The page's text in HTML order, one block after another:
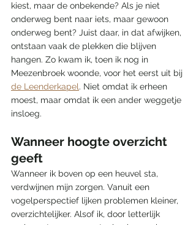
kiest, maar de onbekende? Als je niet
onderweg bent naar iets, maar gewoon
onderweg bent? Juist daar, in dat afwijken,
ontstaan vaak de plekken die blijven
hangen. Zo kwam ik, toen ik nog in
Meezenbroek woonde, voor het eerst uit bij
de Leenderkapel. Niet omdat ik erheen
moest, maar omdat ik een ander weggetje
insloeg.
Wanneer hoogte overzicht
geeft
Wanneer ik boven op een heuvel sta,
verdwijnen mijn zorgen. Vanuit een
vogelperspectief lijken problemen kleiner,
overzichtelijker. Alsof ik, door letterlijk